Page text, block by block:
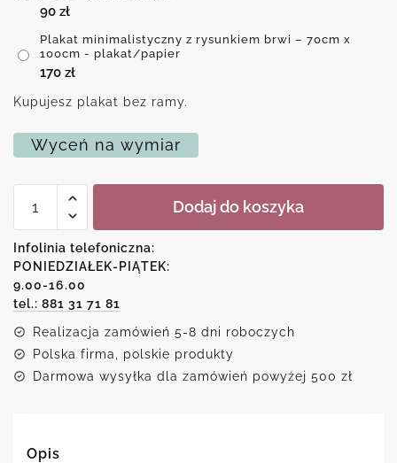
90 zł
Plakat minimalistyczny z rysunkiem brwi – 70cm x
100cm - plakat/papier
170 zł
Kupujesz plakat bez ramy.
Wyceń na wymiar
ilość
Plakat
minimalistyczny
rysunkiem
brwi
Dodaj do koszyka
Infolinia telefoniczna:
PONIEDZIAŁEK-PIĄTEK:
9.00-16.00
tel.: 881 31 71 81
Realizacja zamówień 5-8 dni roboczych
Polska firma, polskie produkty
Darmowa wysyłka dla zamówień powyżej 500 zł
Opis